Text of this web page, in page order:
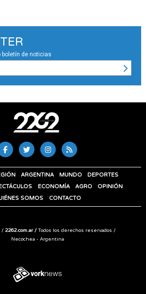
boletín de noticias
ARGENTINA MUNDO
DEPORTES
ECONOMÍA AGRO
OPINIÓN
SOMOS
CONTACTO
/ 2262.com.ar /Todos los derechos reservados /
Necochea - Argentina